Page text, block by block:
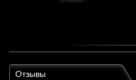
Отзывы